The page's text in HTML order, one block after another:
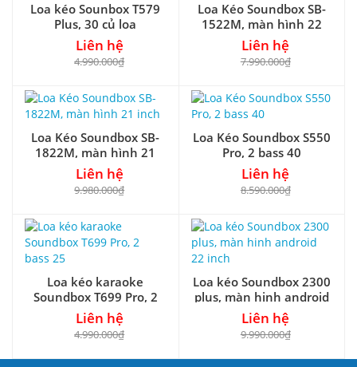
Loa kéo Sounbox T579
Plus, 30 củ loa
Liên hệ
4.990.000₫
Loa Kéo Soundbox SB-
1522M, màn hình 22
inch
Liên hệ
7.990.000₫
Loa Kéo Soundbox SB-
1822M, màn hình 21
inch
Liên hệ
9.980.000₫
Loa Kéo Soundbox S550
Pro, 2 bass 40
Liên hệ
8.590.000₫
Loa kéo karaoke
Soundbox T699 Pro, 2
bass 25
Liên hệ
4.990.000₫
Loa kéo Soundbox 2300
plus, màn hinh android
22 inch
Liên hệ
9.990.000₫